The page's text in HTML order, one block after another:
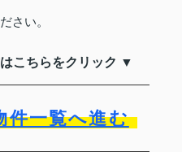
さい。
こちらをクリック ▼
件一覧へ進む